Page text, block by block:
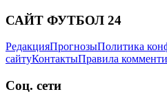
САЙТ ФУТБОЛ 24
РедакцияПрогнозыПолитика
сайтуКонтактыПравила
Соц. сети